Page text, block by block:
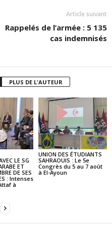
Article suivant
Rappelés de l’armée : 5 135
cas indemnisés
PLUS DE L'AUTEUR
LE SG
ET
DE SES
: Intenses
à
UNION DES ÉTUDIANTS
SAHRAOUIS : Le 5e
Congrès du 5 au 7 août
à El-Ayoun